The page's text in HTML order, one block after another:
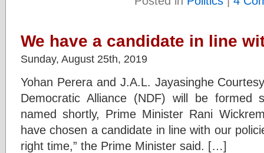
We have a candidate in line
Sunday, August 25th, 2019
Yohan Perera and J.A.L. Jayasinghe
Democratic Alliance (NDF) will be formed
named shortly, Prime Minister Rani
have chosen a candidate in line with our
right time,” the Prime Minister said. […]